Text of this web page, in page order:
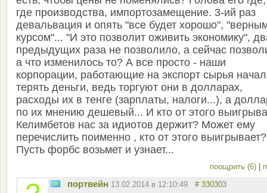
где производства, импортозамещение. 3-ий раз
девальвация и опять "все будет хорошо",
курсом"... "И это позволит оживить экономику",
предыдущих раза не позволило, а сейчас
а что изменилось то? А все просто - наши
корпорации, работающие на экспорт сырья
терять деньги, ведь торгуют они в долларах,
расходы их в тенге (зарплаты, налоги...), а
по их мнению дешевый... И кто от этого
Келимбетов нас за идиотов держит? Может ему
перечислить поименно , кто от этого выигрывает?
Пусть форбс возьмет и узнает...
поощрить (6)
портвейн 13.02.2014 в 12:10:49 # 330303